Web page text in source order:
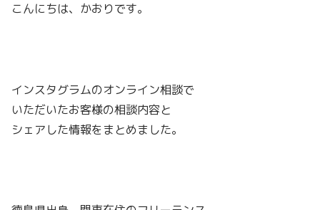
こんにちは、かおりです。
インスタグラムのオンライン相談で
いただいたお客様の相談内容と
シェアした情報をまとめました。